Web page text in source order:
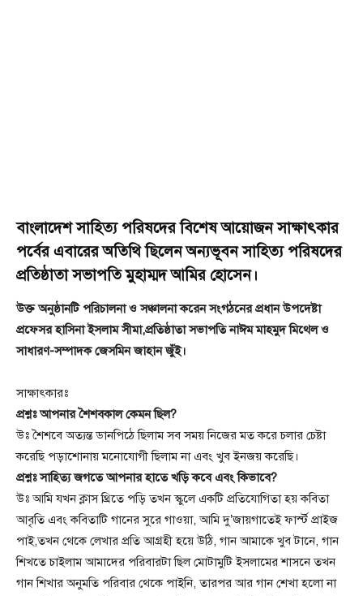
বাংলাদেশ সাহিত্য পরিষদের বিশেষ আয়োজন সাক্ষাৎকার
পর্বের এবারের অতিথি ছিলেন অন্যভূবন সাহিত্য পরিষদের
প্রতিষ্ঠাতা সভাপতি মুহাম্মদ আমির হোসেন।
উক্ত অনুষ্ঠানটি পরিচালনা ও সঞ্চালনা করেন সংগঠনের প্রধান উপদেষ্টা
প্রফেসর হাসিনা ইসলাম সীমা,প্রতিষ্ঠাতা সভাপতি নাঈম মাহমুদ মিথেল ও
সাধারণ-সম্পাদক জেসমিন জাহান জুঁই।
সাক্ষাৎকারঃ
প্রশ্নঃ আপনার শৈশবকাল কেমন ছিল?
উঃ শৈশবে অত্যন্ত ডানপিঠে ছিলাম সব সময় নিজের মত করে চলার চেষ্টা
করেছি পড়াশোনায় মনোযোগী ছিলাম না এবং খুব ইনজয় করেছি।
প্রশ্নঃ সাহিত্য জগতে আপনার হাতে খড়ি কবে এবং কিভাবে?
উঃ আমি যখন ক্লাস থ্রিতে পড়ি তখন স্কুলে একটি প্রতিযোগিতা হয় কবিতা
আবৃতি এবং কবিতাটি গানের সুরে গাওয়া, আমি দু’জায়গাতেই ফার্স্ট প্রাইজ
পাই,তখন থেকে লেখার প্রতি আগ্রহী হয়ে উঠি, গান আমাকে খুব টানে, গান
শিখতে চাইলাম আমাদের পরিবারটা ছিল মোটামুটি ইসলামের শাসনে তখন
গান শিখার অনুমতি পরিবার থেকে পাইনি, তারপর আর গান শেখা হলো না